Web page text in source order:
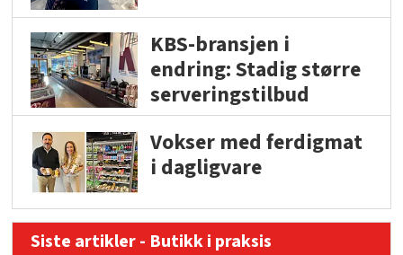
KBS-bransjen i
endring: Stadig større
serveringstilbud
Vokser med ferdigmat
i dagligvare
Siste artikler - Butikk i praksis